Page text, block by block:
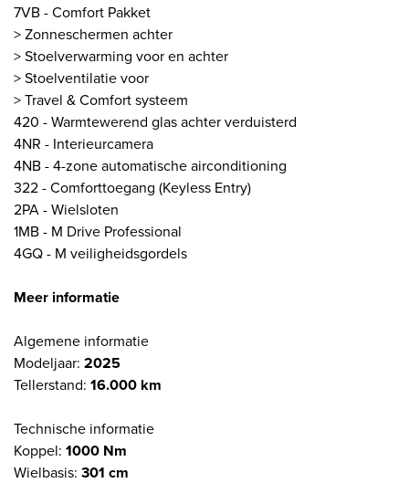
7VB - Comfort Pakket
> Zonneschermen achter
> Stoelverwarming voor en achter
> Stoelventilatie voor
> Travel & Comfort systeem
420 - Warmtewerend glas achter verduisterd
4NR - Interieurcamera
4NB - 4-zone automatische airconditioning
322 - Comforttoegang (Keyless Entry)
2PA - Wielsloten
1MB - M Drive Professional
4GQ - M veiligheidsgordels
Meer informatie
Algemene informatie
Modeljaar: 2025
Tellerstand: 16.000 km
Technische informatie
Koppel: 1000 Nm
Wielbasis: 301 cm